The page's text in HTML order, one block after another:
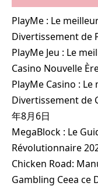
PlayMe : Le
Divertissement de
PlayMe Jeu : Le
Casino Nouvelle
PlayMe Casino :
Divertissement de
年8月6日
MegaBlock : Le
Révolutionnaire
Chicken Road:
Gambling Ceea ce